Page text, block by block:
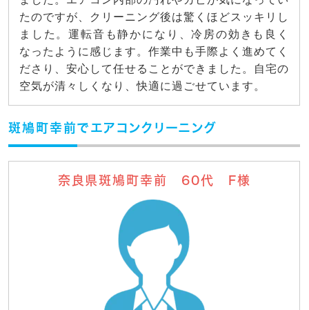
たのですが、クリーニング後は驚くほどスッキリし
ました。運転音も静かになり、冷房の効きも良く
なったように感じます。作業中も手際よく進めてく
ださり、安心して任せることができました。自宅の
空気が清々しくなり、快適に過ごせています。
斑鳩町幸前でエアコンクリーニング
奈良県斑鳩町幸前 60代 F様